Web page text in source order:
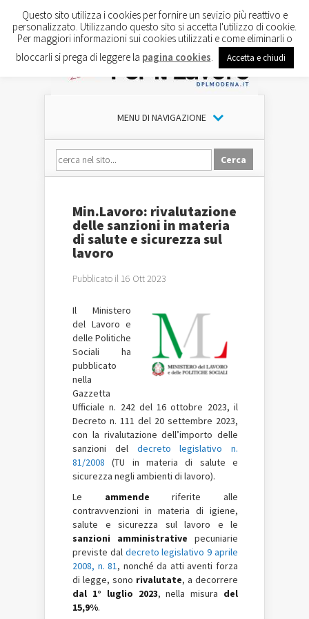
MENU DI NAVIGAZIONE
Min.Lavoro: rivalutazione
delle sanzioni in materia
di salute e sicurezza sul
lavoro
Pubblicato il 16 Ott 2023
Il Ministero
del Lavoro e
delle Politiche
Sociali ha
pubblicato
nella
Gazzetta
Ufficiale n. 242 del 16 ottobre 2023, il
Decreto n. 111 del 20 settembre 2023,
con la rivalutazione dell’importo delle
sanzioni del decreto legislativo n.
81/2008 (TU in materia di salute e
sicurezza negli ambienti di lavoro).
Le ammende riferite alle
contravvenzioni in materia di igiene,
salute e sicurezza sul lavoro e le
sanzioni amministrative pecuniarie
previste dal decreto legislativo 9 aprile
2008, n. 81, nonché da atti aventi forza
di legge, sono rivalutate, a decorrere
dal 1° luglio 2023, nella misura del
15,9%.
Questo sito utilizza i cookies per fornire un sevizio più reattivo e
personalizzato. Utilizzando questo sito si accetta l'utilizzo di cookie.
Per maggiori informazioni sui cookies utilizzati e come eliminarli o
bloccarli si prega di leggere la pagina cookies Accetta e chiudi